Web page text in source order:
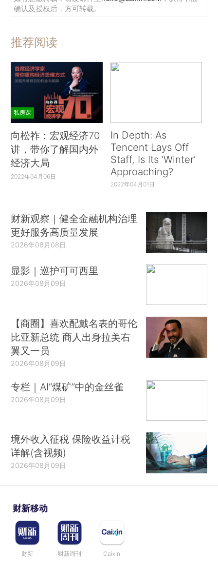
确认及授权后，方可转载。
推荐阅读
私房课
向松祚：宏观经济70
讲，带你了解国内外
经济大局
2022年04月06日
In Depth: As
Tencent Lays Off
Staff, Is Its ‘Winter’
Approaching?
2022年04月01日
财新观察｜健全金融机构治理
更好服务高质量发展
2026年08月08日
显影｜巡护可可西里
2026年08月09日
【商圈】喜欢配戴名表的哥伦
比亚新总统 商人出身拉美右
翼又一员
2026年08月09日
专栏｜AI“煤矿”中的金丝雀
2026年08月09日
境外收入征税 保险收益计税
详解(含视频)
2026年08月09日
财新移动
财新 财新周刊 Caixin